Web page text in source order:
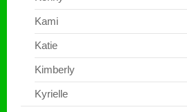
Kami
Katie
Kimberly
Kyrielle